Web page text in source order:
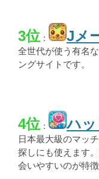
3位： Jメ
全世代が使う有名
ングサイトです。
4位： ハ
日本最大級のマッ
探しにも使えます。
会いやすいのが特徴